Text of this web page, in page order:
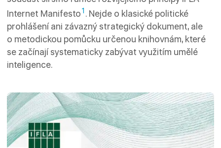
Internet Manifesto1 . Nejde o klasické politické
prohlášení ani závazný strategický dokument, ale
o metodickou pomůcku určenou knihovnám, které
se začínají systematicky zabývat využitím umělé
inteligence.